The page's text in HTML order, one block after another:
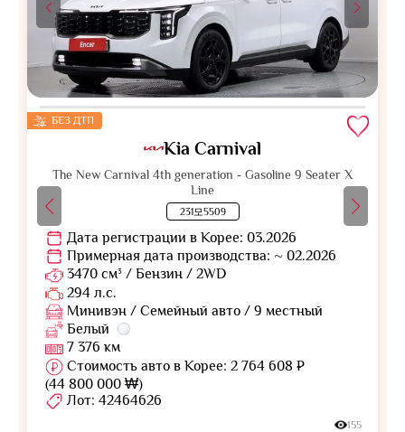
БЕЗ ДТП
Kia Carnival
The New Carnival 4th generation - Gasoline 9 Seater X
Line
231모5509
Дата регистрации в Корее: 03.2026
Примерная дата производства: ~ 02.2026
3470 см³ / Бензин / 2WD
294 л.с.
Минивэн / Семейный авто / 9 местный
Белый
7 376 км
Стоимость авто в Корее: 2 764 608 ₽
(44 800 000 ₩)
Лот: 42464626
155